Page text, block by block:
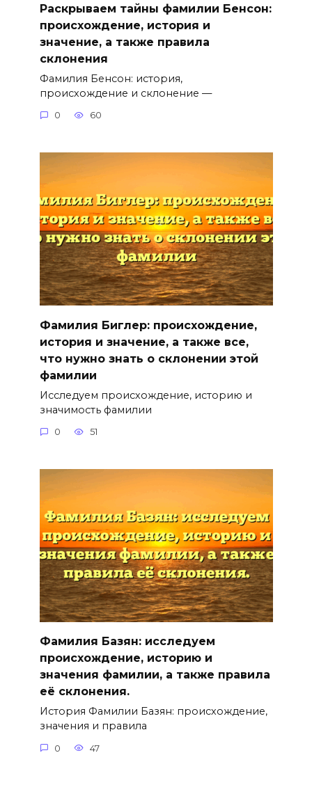
Раскрываем тайны фамилии Бенсон:
происхождение, история и
значение, а также правила
склонения
Фамилия Бенсон: история,
происхождение и склонение —
0 60
Фамилия Биглер: происхождение,
история и значение, а также все,
что нужно знать о склонении этой
фамилии
Исследуем происхождение, историю и
значимость фамилии
0 51
Фамилия Базян: исследуем
происхождение, историю и
значения фамилии, а также правила
её склонения.
История Фамилии Базян: происхождение,
значения и правила
0 47